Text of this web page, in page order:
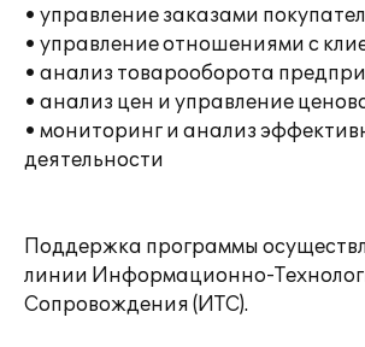
• управление заказами
• управление отношениями с
• анализ товарооборота
• анализ цен и управление
• мониторинг и анализ
деятельности
Поддержка программы
линии Информационно-
Сопровождения (ИТС).